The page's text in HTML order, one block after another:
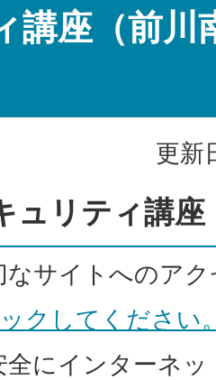
講座（前川
更新
ュリティ講座
なサイトへのア
クしてください
全にインターネ